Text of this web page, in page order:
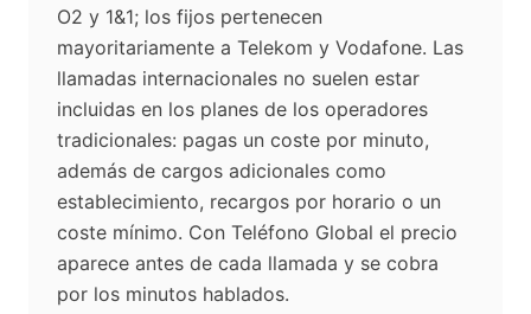
O2 y 1&1; los fijos pertenecen
mayoritariamente a Telekom y Vodafone. Las
llamadas internacionales no suelen estar
incluidas en los planes de los operadores
tradicionales: pagas un coste por minuto,
además de cargos adicionales como
establecimiento, recargos por horario o un
coste mínimo. Con Teléfono Global el precio
aparece antes de cada llamada y se cobra
por los minutos hablados.